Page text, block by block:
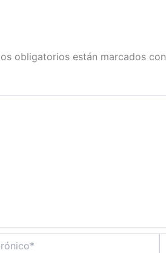
obligatorios están marcados con